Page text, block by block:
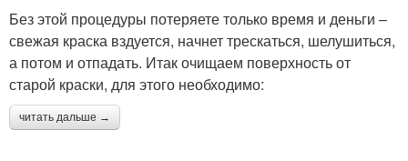
Без этой процедуры потеряете только время и деньги –
свежая краска вздуется, начнет трескаться, шелушиться,
а потом и отпадать. Итак очищаем поверхность от
старой краски, для этого необходимо:
читать дальше →